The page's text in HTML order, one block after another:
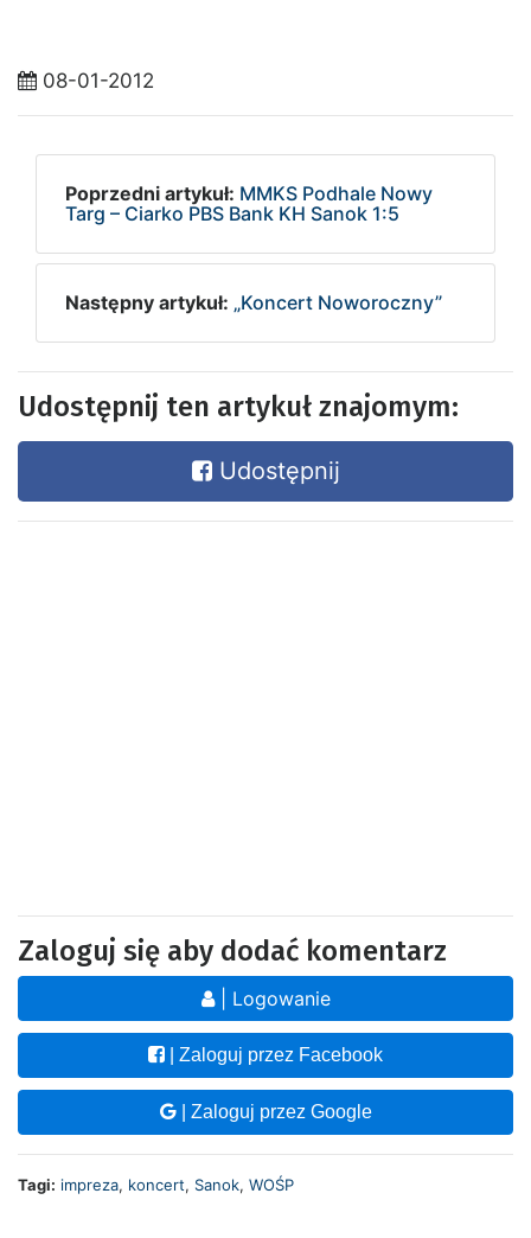
08-01-2012
Poprzedni artykuł: MMKS Podhale Nowy
Targ – Ciarko PBS Bank KH Sanok 1:5
Następny artykuł: „Koncert Noworoczny”
Udostępnij ten artykuł znajomym:
Udostępnij
Zaloguj się aby dodać komentarz
| Logowanie
| Zaloguj przez Facebook
| Zaloguj przez Google
Tagi: impreza, koncert, Sanok, WOŚP